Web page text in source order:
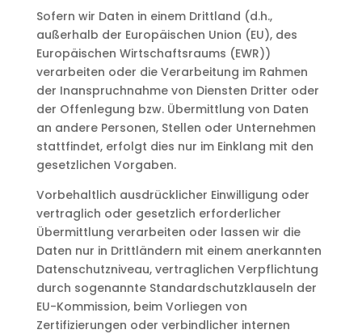
Sofern wir Daten in einem Drittland (d.h.,
außerhalb der Europäischen Union (EU), des
Europäischen Wirtschaftsraums (EWR))
verarbeiten oder die Verarbeitung im Rahmen
der Inanspruchnahme von Diensten Dritter oder
der Offenlegung bzw. Übermittlung von Daten
an andere Personen, Stellen oder Unternehmen
stattfindet, erfolgt dies nur im Einklang mit den
gesetzlichen Vorgaben.
Vorbehaltlich ausdrücklicher Einwilligung oder
vertraglich oder gesetzlich erforderlicher
Übermittlung verarbeiten oder lassen wir die
Daten nur in Drittländern mit einem anerkannten
Datenschutzniveau, vertraglichen Verpflichtung
durch sogenannte Standardschutzklauseln der
EU-Kommission, beim Vorliegen von
Zertifizierungen oder verbindlicher internen